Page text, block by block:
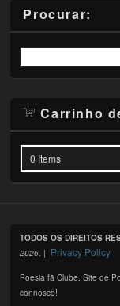
Procurar:
Carrinho
0 Items
TODOS OS DIREITOS
2026 . | Privacy Policy
Poesia fã Clube. Site de
connosco!